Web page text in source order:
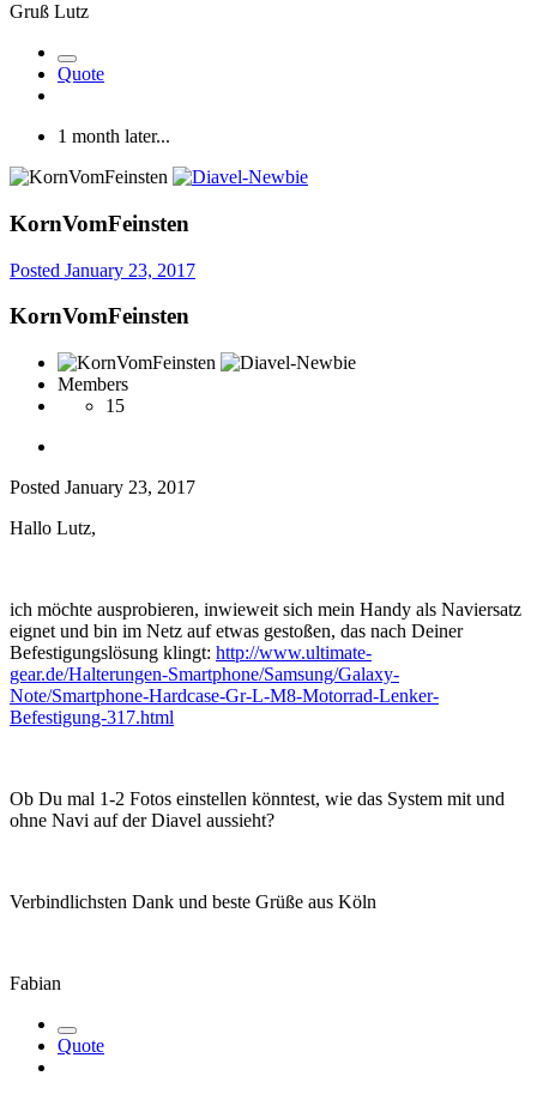
Gruß Lutz
Quote
1 month later...
KornVomFeinsten
Posted January 23, 2017
KornVomFeinsten
Members
15
Posted January 23, 2017
Hallo Lutz,
ich möchte ausprobieren, inwieweit sich mein Handy als Naviersatz
eignet und bin im Netz auf etwas gestoßen, das nach Deiner
Befestigungslösung klingt: http://www.ultimate-
gear.de/Halterungen-Smartphone/Samsung/Galaxy-
Note/Smartphone-Hardcase-Gr-L-M8-Motorrad-Lenker-
Befestigung-317.html
Ob Du mal 1-2 Fotos einstellen könntest, wie das System mit und
ohne Navi auf der Diavel aussieht?
Verbindlichsten Dank und beste Grüße aus Köln
Fabian
Quote